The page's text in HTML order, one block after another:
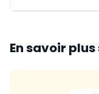
En savoir